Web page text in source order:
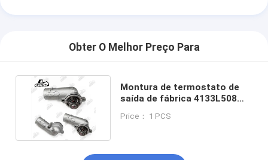
Obter O Melhor Preço Para
Montura de termostato de
saída de fábrica 4133L508
Price： 1 PCS